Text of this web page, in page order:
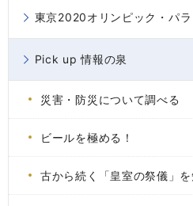
東京2020オリンピック・パ
Pick up 情報の泉
災害・防災について調べる
ビールを極める！
古から続く「皇室の祭儀」を